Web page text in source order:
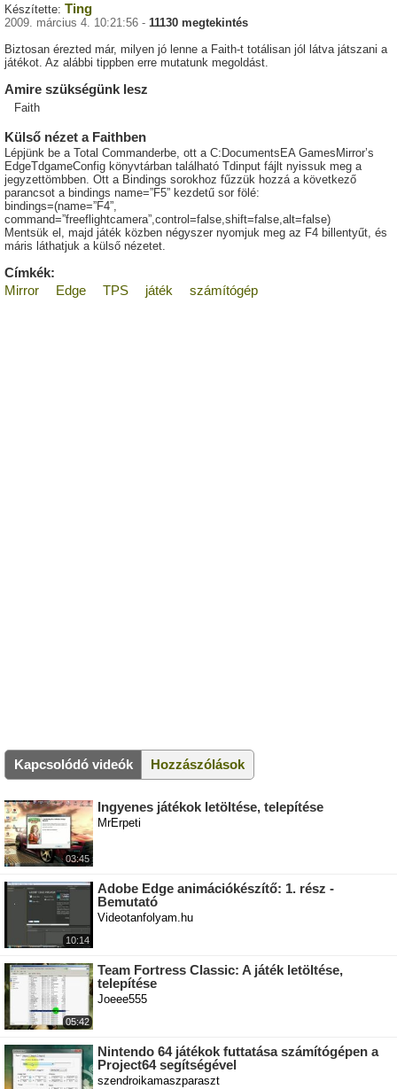
Készítette: Ting
2009. március 4. 10:21:56 - 11130 megtekintés
Biztosan érezted már, milyen jó lenne a Faith-t totálisan jól látva játszani a
játékot. Az alábbi tippben erre mutatunk megoldást.
Amire szükségünk lesz
Faith
Külső nézet a Faithben
Lépjünk be a Total Commanderbe, ott a C:DocumentsEA GamesMirror’s
EdgeTdgameConfig könyvtárban található Tdinput fájlt nyissuk meg a
jegyzettömbben. Ott a Bindings sorokhoz fűzzük hozzá a következő
parancsot a bindings name=”F5” kezdetű sor fölé:
bindings=(name=”F4”,
command=”freeflightcamera”,control=false,shift=false,alt=false)
Mentsük el, majd játék közben négyszer nyomjuk meg az F4 billentyűt, és
máris láthatjuk a külső nézetet.
Címkék:
Mirror
Edge TPS játék számítógép
Kapcsolódó videók Hozzászólások
03:45
Ingyenes játékok letöltése, telepítése
MrErpeti
10:14
Adobe Edge animációkészítő: 1. rész -
Bemutató
Videotanfolyam.hu
05:42
Team Fortress Classic: A játék letöltése,
telepítése
Joeee555
Nintendo 64 játékok futtatása számítógépen a
Project64 segítségével
szendroikamaszparaszt